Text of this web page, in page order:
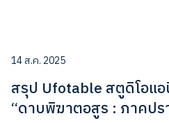
14 ส.ค. 2025
สรุป Ufotable สตูดิโอแอ
“ดาบพิฆาตอสูร : ภาคปร